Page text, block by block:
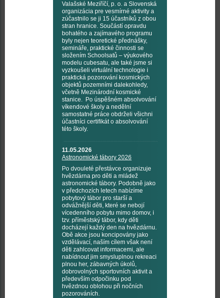
Valašské Meziříčí, p. o. a Slovenská
organizácia pre vesmírné aktivity a
zúčastnilo se ji 15 účastníků z obou
stran hranice. Součástí opravdu
bohatého a zajímavého programu
byly nejen teoretické přednášky,
semináře, praktické činnosti se
složením Schoolsatů – výukového
modelu cubesatu, ale také jsme si
vyzkoušeli virtuální technologie i
praktická pozorování kosmických
objektů pozemními dalekohledy,
včetně Mezinárodní kosmické
stanice. Po úspěšném absolvování
víkendové školy a nedělní
samostatné práce obdrželi všichni
účastníci certifikát o absolvování
této školy.
11.05.2026
Astronomické tábory 2026
Po dvouleté přestávce organizuje
hvězdárna pro děti a mládež
astronomické tábory. Podobně jako
v předchozích letech nabízíme
pobytový tábor pro starší a
odvážnější děti, které se nebojí
vícedenního pobytu mimo domov, i
tzv. příměstský tábor, kdy děti
docházejí každý den na hvězdárnu.
Obě akce jsou koncipovány jako
vzdělávací, naším cílem však není
děti zahlcovat informacemi, ale
nabídnout jim smysluplnou rekreaci
plnou her, zábavných úkolů,
dobrovolných sportovních aktivit a
především odpočinku pod
hvězdnou oblohou při nočních
pozorováních.